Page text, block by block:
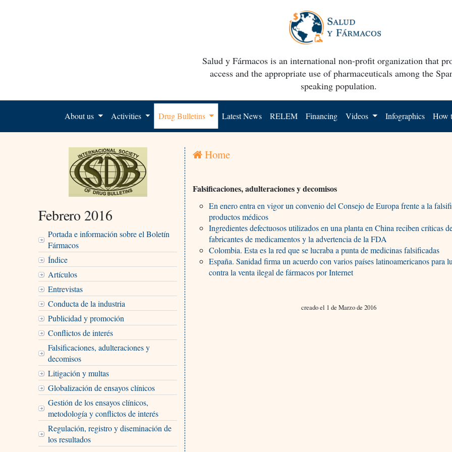
Salud y Fármacos is an international non-profit organization that
access and the appropriate use of pharmaceuticals among the
speaking population.
About us Activities Drug Bulletins Latest News RELEM Financing Videos Infographics How
Febrero 2016
Portada e información sobre el Boletín
Fármacos
Índice
Artículos
Entrevistas
Conducta de la industria
Publicidad y promoción
Conflictos de interés
Falsificaciones, adulteraciones y
decomisos
Litigación y multas
Globalización de ensayos clínicos
Gestión de los ensayos clínicos,
metodología y conflictos de interés
Regulación, registro y diseminación de
los resultados
Home
Falsificaciones, adulteraciones y decomisos
En enero entra en vigor un convenio del Consejo de Europa frente a la
productos médicos
Ingredientes defectuosos utilizados en una planta en China reciben críticas
fabricantes de medicamentos y la advertencia de la FDA
Colombia. Esta es la red que se lucraba a punta de medicinas falsificadas
España. Sanidad firma un acuerdo con varios países latinoamericanos para
contra la venta ilegal de fármacos por Internet
creado el 1 de Marzo de 2016